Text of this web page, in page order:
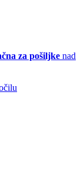
za pošiljke nad